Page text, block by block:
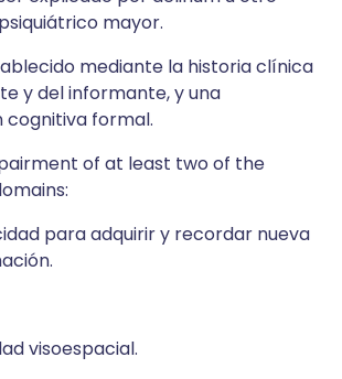
mayor.
mediante la historia clínica
y del informante, y una
cognitiva formal.
of at least two of the
para adquirir y recordar nueva
visoespacial.